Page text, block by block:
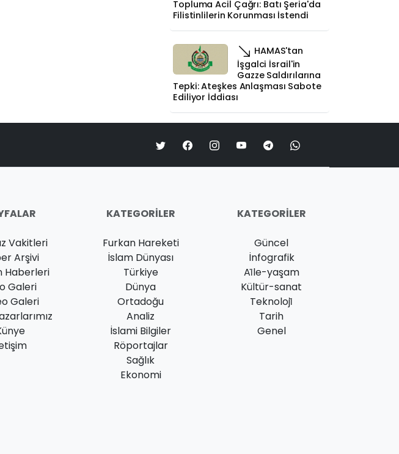
Topluma Acil Çağrı: Batı Şeria'da
Filistinlilerin Korunması İstendi
HAMAS'tan
İşgalci İsrail'in
Gazze Saldırılarına
Tepki: Ateşkes Anlaşması Sabote
Ediliyor İddiası
Vakitleri
Arşivi
Haberleri
Galeri
Galeri
KATEGORILER
Furkan Hareketi
İslam Dünyası
Türkiye
Dünya
Ortadoğu
Analiz
İslami Bilgiler
Röportajlar
Sağlık
Ekonomi
KATEGORILER
Güncel
İnfografik
Ai̇le-yaşam
Kültür-sanat
Teknoloji̇
Tarih
Genel